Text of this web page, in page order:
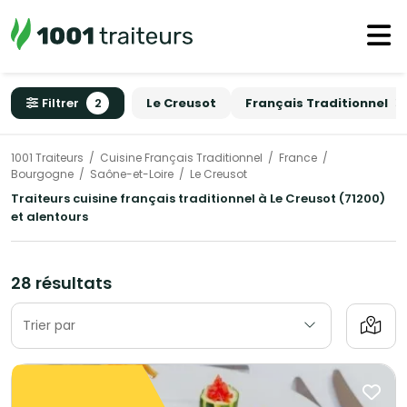
Filtrer 2 Le Creusot Français Traditionnel
1001 Traiteurs Cuisine Français Traditionnel
France
Bourgogne
Saône-et-Loire Le Creusot
Traiteurs cuisine français traditionnel à Le Creusot (71200)
et alentours
28 résultats
Trier par